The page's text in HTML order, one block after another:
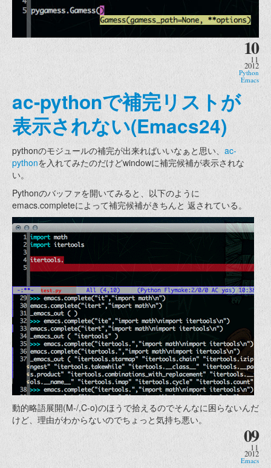
10
11
2012
Python
Emacs
ac-pythonで補完リストが
表示されない(Emacs24)
pythonのモジュールの補完が出来ればいいなぁと思い、 ac-
pythonを入れてみたのだけどwindowに補完候補が表示されな
い。
Pythonのバッファを開いてみると、以下のように
emacs.completeによって補完候補がきちんと 返されている。
動的略語展開(M-/,C-o)のほうで拾えるのでそんなに困らないんだ
けど、理由がわからないのでちょっと気持ち悪い。
09
11
2012
Emacs